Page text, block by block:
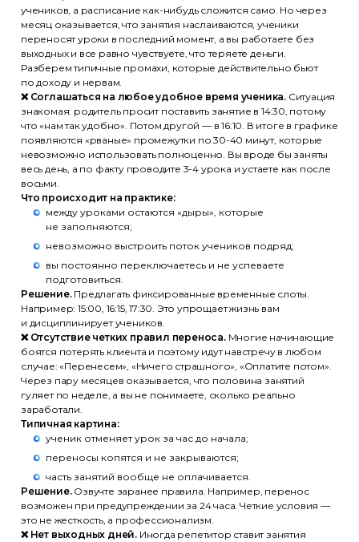
учеников, а расписание как-нибудь сложится само. Но через
месяц оказывается, что занятия наслаиваются, ученики
переносят уроки в последний момент, а вы работаете без
выходных и все равно чувствуете, что теряете деньги.
Разберем типичные промахи, которые действительно бьют
по доходу и нервам.
❌ Соглашаться на любое удобное время ученика. Ситуация
знакомая: родитель просит поставить занятие в 14:30, потому
что «нам так удобно». Потом другой — в 16:10. В итоге в графике
появляются «рваные» промежутки по 30-40 минут, которые
невозможно использовать полноценно. Вы вроде бы заняты
весь день, а по факту проводите 3-4 урока и устаете как после
восьми.
Что происходит на практике:
между уроками остаются «дыры», которые
не заполняются;
невозможно выстроить поток учеников подряд;
вы постоянно переключаетесь и не успеваете
подготовиться.
Решение.Предлагать фиксированные временные слоты.
Например: 15:00, 16:15, 17:30. Это упрощает жизнь вам
и дисциплинирует учеников.
❌ Отсутствие четких правил переноса.Многие начинающие
боятся потерять клиента и поэтому идут навстречу в любом
случае: «Перенесем», «Ничего страшного», «Оплатите потом».
Через пару месяцев оказывается, что половина занятий
гуляет по неделе, а вы не понимаете, сколько реально
заработали.
Типичная картина:
ученик отменяет урок за час до начала;
переносы копятся и не закрываются;
часть занятий вообще не оплачивается.
Решение.Озвучте заранее правила. Например, перенос
возможен при предупреждении за 24 часа. Четкие условия —
это не жесткость, а профессионализм.
❌ Нет выходных дней. Иногда репетитор ставит занятия